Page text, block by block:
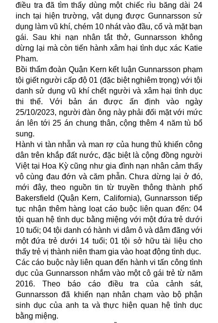
điều tra đã tìm thấy dùng một chiếc rìu băng dài 24
inch tại hiện trường, vật dụng được Gunnarsson sử
dụng làm vũ khí, chém 10 nhát vào đầu, cổ và mặt bạn
gái. Sau khi nạn nhân tắt thở, Gunnarsson không
dừng lại mà còn tiến hành xâm hại tình dục xác Katie
Pham.
Bồi thẩm đoàn Quận Kern kết luận Gunnarsson phạm
tội giết người cấp độ 01 (đặc biệt nghiêm trọng) với tội
danh sử dụng vũ khí chết người và xâm hại tình dục
thi thể. Với bản án được ấn định vào ngày
25/10/2023, người đàn ông này phải đối mặt với mức
án lên tới 25 án chung thân, cộng thêm 4 năm tù bổ
sung.
Hành vi tàn nhẫn và man rợ của hung thủ khiến công
dân trên khắp đất nước, đặc biệt là cộng đồng người
Việt tại Hoa Kỳcũng như gia đình nạn nhân cảm thấy
vô cùng đau đớn và căm phẫn. Chưa dừng lại ở đó,
mới đây, theo nguồn tin từ truyền thông thành phố
Bakersfield (Quận Kern, California), Gunnarsson tiếp
tục nhận thêm hàng loạt cáo buộc liên quan đến: 04
tội quan hệ tình dục bằng miệng với một đứa trẻ dưới
10 tuổi; 04 tội danh có hành vi dâm ô và dâm đãng với
một đứa trẻ dưới 14 tuổi; 01 tội sở hữu tài liệu cho
thấy trẻ vị thành niên tham gia vào hoạt động tình dục.
Các cáo buộc này liên quan đến hành vi tấn công tình
dục của Gunnarsson nhắm vào một cô gái trẻ từ năm
2016. Theo báo cáo điều tra của cảnh sát,
Gunnarsson đã khiến nạn nhân chạm vào bộ phận
sinh dục của anh ta và thực hiện quan hệ tình dục
bằng miệng.